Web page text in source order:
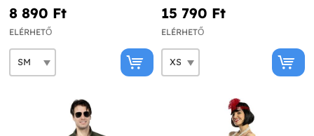
8 890 Ft‎
ELÉRHETŐ
15 790 Ft‎
ELÉRHETŐ